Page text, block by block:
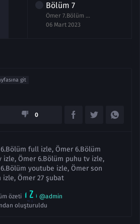
Bölüm 7
Ömer 7.Bölüm izle
06 Mart 2023
git
0
full izle, Ömer 6.Bölüm
izle, Ömer 6.Bölüm puhu tv izle,
youtube izle, Ömer son
izle, Ömer 27 şubat
özeti
@admin
oluşturuldu